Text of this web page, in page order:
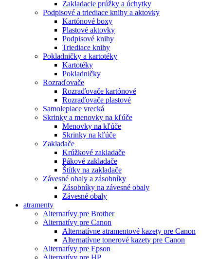
Zakladacie prúžky a úchytky
Podpisové a triediace knihy a aktovky
Kartónové boxy
Plastové aktovky
Podpisové knihy
Triediace knihy
Pokladničky a kartotéky
Kartotéky
Pokladničky
Rozraďovače
Rozraďovače kartónové
Rozraďovače plastové
Samolepiace vrecká
Skrinky a menovky na kľúče
Menovky na kľúče
Skrinky na kľúče
Zakladače
Krúžkové zakladače
Pákové zakladače
Štítky na zakladače
Závesné obaly a zásobníky
Zásobníky na závesné obaly
Závesné obaly
atramenty
Alternatívy pre Brother
Alternatívy pre Canon
Alternatívne atramentové kazety pre Canon
Alternatívne tonerové kazety pre Canon
Alternatívy pre Epson
Alternatívy pre HP